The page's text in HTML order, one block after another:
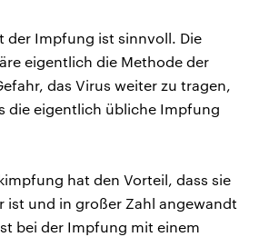
der Impfung ist sinnvoll. Die
eigentlich die Methode der
das Virus weiter zu tragen,
die eigentlich übliche Impfung
hat den Vorteil, dass sie
ist und in großer Zahl angewandt
bei der Impfung mit einem